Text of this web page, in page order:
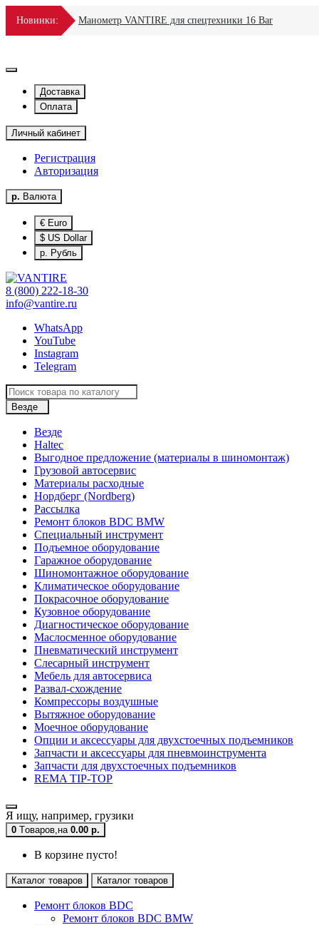
Новинки: Манометр VANTIRE для спецтехники 16 Bar
Доставка
Оплата
Личный кабинет
Регистрация
Авторизация
р. Валюта
€ Euro
$ US Dollar
р. Рубль
8 (800) 222-18-30
info@vantire.ru
WhatsApp
YouTube
Instagram
Telegram
Везде
Везде
Haltec
Выгодное предложение (материалы в шиномонтаж)
Грузовой автосервис
Материалы расходные
Нордберг (Nordberg)
Рассылка
Ремонт блоков BDC BMW
Специальный инструмент
Подъемное оборудование
Гаражное оборудование
Шиномонтажное оборудование
Климатическое оборудование
Покрасочное оборудование
Кузовное оборудование
Диагностическое оборудование
Маслосменное оборудование
Пневматический инструмент
Слесарный инструмент
Мебель для автосервиса
Развал-схождение
Компрессоры воздушные
Вытяжное оборудование
Моечное оборудование
Опции и аксессуары для двухстоечных подъемников
Запчасти и аксессуары для пневмоинструмента
Запчасти для двухстоечных подъемников
REMA TIP-TOP
Я ищу, например, грузики
0 Tоваров,на 0.00 р.
В корзине пусто!
Каталог товаров Каталог товаров
Ремонт блоков BDC
Ремонт блоков BDC BMW